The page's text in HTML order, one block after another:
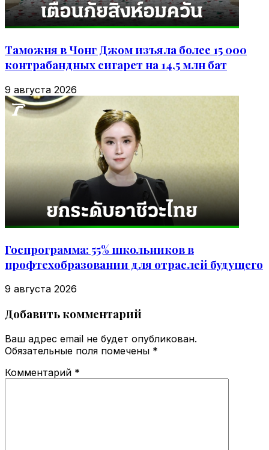
Таможня в Чонг Джом изъяла более 15 000
контрабандных сигарет на 14,5 млн бат
9 августа 2026
Госпрограмма: 55% школьников в
профтехобразовании для отраслей будущего
9 августа 2026
Добавить комментарий
Ваш адрес email не будет опубликован.
Обязательные поля помечены *
Комментарий *